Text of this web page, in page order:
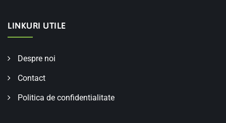
LINKURI UTILE
Despre noi
Contact
Politica de confidentialitate